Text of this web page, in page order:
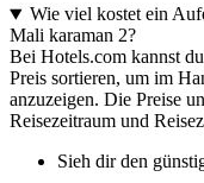
Wie viel kostet ein
Mali karaman 2?
Bei Hotels.com kannst
Preis sortieren, um im
anzuzeigen. Die Preise
Reisezeitraum und
Sieh dir den